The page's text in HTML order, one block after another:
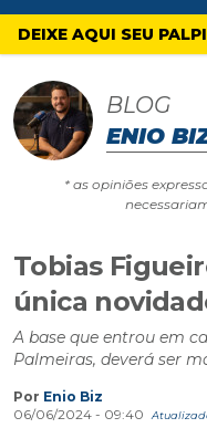
4oito
DEIXE AQUI SEU
BLOG
ENIO
* as opiniões
Tobias
única
A base que entrou em
Palmeiras, deverá ser
Por Enio Biz
06/06/2024 - 09:40